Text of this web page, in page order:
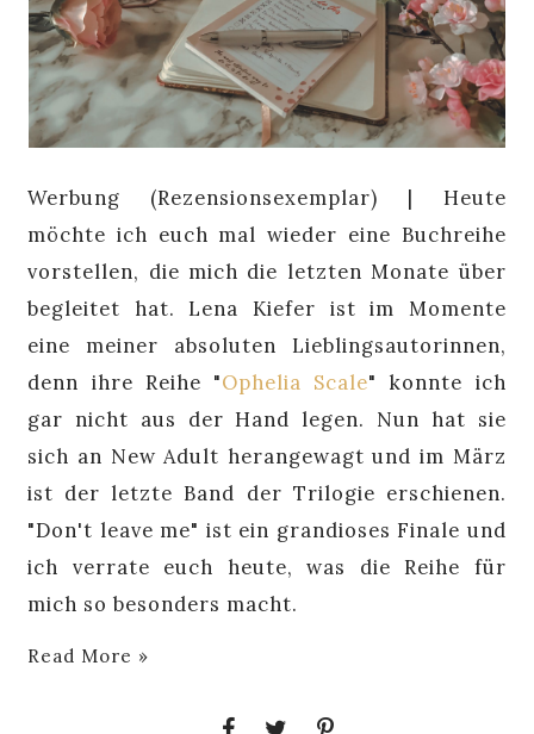
Werbung (Rezensionsexemplar) | Heute
möchte ich euch mal wieder eine Buchreihe
vorstellen, die mich die letzten Monate über
begleitet hat. Lena Kiefer ist im Momente
eine meiner absoluten Lieblingsautorinnen,
denn ihre Reihe "Ophelia Scale" konnte ich
gar nicht aus der Hand legen. Nun hat sie
sich an New Adult herangewagt und im März
ist der letzte Band der Trilogie erschienen.
"Don't leave me" ist ein grandioses Finale und
ich verrate euch heute, was die Reihe für
mich so besonders macht.
Read More »